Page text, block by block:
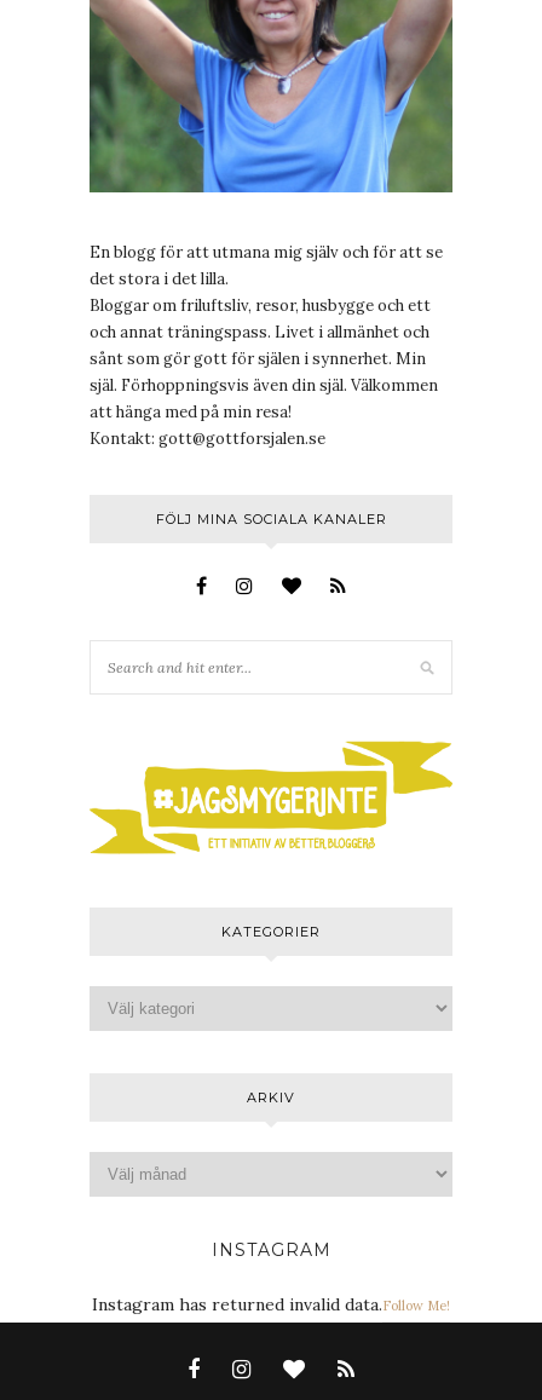
En blogg för att utmana mig själv och för att se
det stora i det lilla.
Bloggar om friluftsliv, resor, husbygge och ett
och annat träningspass. Livet i allmänhet och
sånt som gör gott för själen i synnerhet. Min
själ. Förhoppningsvis även din själ. Välkommen
att hänga med på min resa!
Kontakt: gott@gottforsjalen.se
FÖLJ MINA SOCIALA KANALER
KATEGORIER
ARKIV
INSTAGRAM
Instagram has returned invalid data.Follow Me!